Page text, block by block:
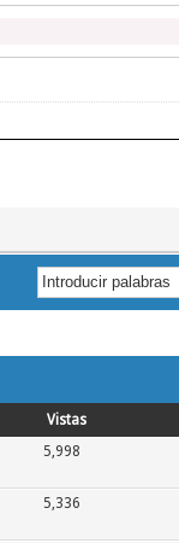
Vistas
5,998
5,336